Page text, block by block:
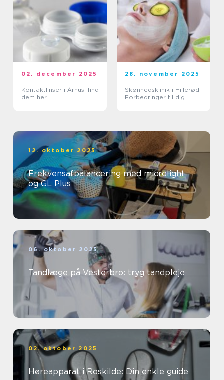
02. december 2025
Kontaktlinser i Århus: find
dem her
28. november 2025
Skønhedsklinik i Hillerød:
Forbedringer til dig
12. oktober 2025
Frekvensafbalancering med microlight
og GL Plus
06. oktober 2025
Tandlæge på Vesterbro: tryg tandpleje
02. oktober 2025
Høreapparat i Roskilde: Din enkle guide